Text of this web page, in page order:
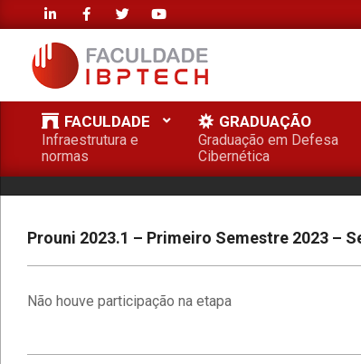
content
FACULDADE
IBPTECH
Primary
Navigation
FACULDADE
Infraestrutura e
normas
GRADUAÇÃO
Graduação em Defesa
Cibernética
Prouni 2023.1 – Primeiro Semestre 2023 –
Não houve participação na etapa